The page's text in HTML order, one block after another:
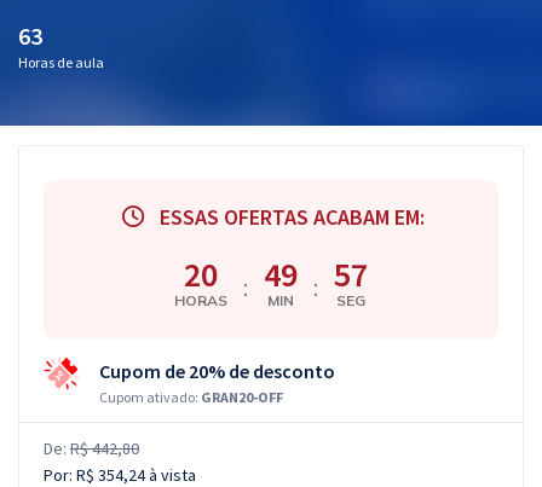
Blog
63
Horas de aula
ESSAS OFERTAS ACABAM EM:
20
HORAS : 49
MIN : 56
SEG
Cupom de 20% de desconto
Cupom ativado: GRAN20-OFF
De: R$ 442,80
Por: R$ 354,24à vista